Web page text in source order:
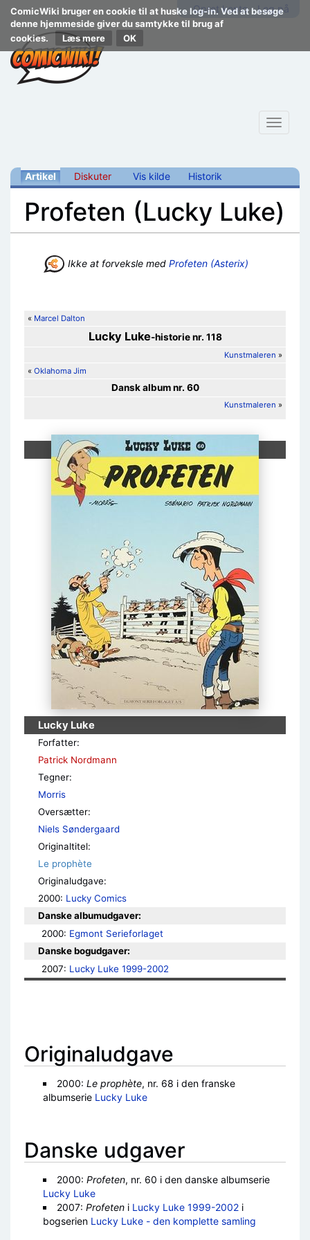
ComicWiki bruger en cookie til at huske log-in. Ved at besøge
denne hjemmeside giver du samtykke til brug af
cookies.
Læs mere
Opret konto Log på
Toggle
Artikel Diskuter Vis kilde Historik
Profeten (Lucky Luke)
Ikke at forveksle med Profeten (Asterix)
« Marcel Dalton
Lucky Luke-historie nr. 118
Kunstmaleren »
« Oklahoma Jim
Dansk album nr. 60
Kunstmaleren »
Lucky Luke
Forfatter:
Patrick Nordmann
Tegner:
Morris
Oversætter:
Niels Søndergaard
Originaltitel:
Le prophète
Originaludgave:
2000: Lucky Comics
Danske albumudgaver:
2000: Egmont Serieforlaget
Danske bogudgaver:
2007: Lucky Luke 1999-2002
Originaludgave
2000: Le prophète, nr. 68 i den franske
albumserie Lucky Luke
Danske udgaver
2000: Profeten, nr. 60 i den danske albumserie
Lucky Luke
2007: Profeteni Lucky Luke 1999-2002i
bogserien Lucky Luke - den komplette samling